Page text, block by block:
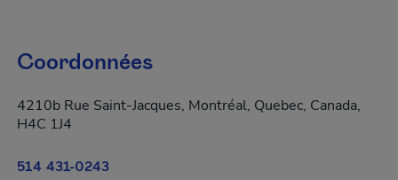
Coordonnées
4210b Rue Saint-Jacques, Montréal, Quebec, Canada,
H4C 1J4
514 431-0243